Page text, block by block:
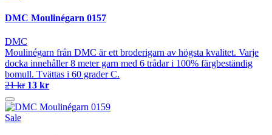
DMC Moulinégarn 0157
DMC
Moulinégarn från DMC är ett broderigarn av högsta kvalitet. Varje
docka innehåller 8 meter garn med 6 trådar i 100% färgbeständig
bomull. Tvättas i 60 grader C.
21 kr 13 kr
Sale